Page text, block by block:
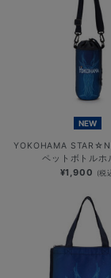
NEW
YOKOHAMA
ペットボトルホ
¥1,900 (税